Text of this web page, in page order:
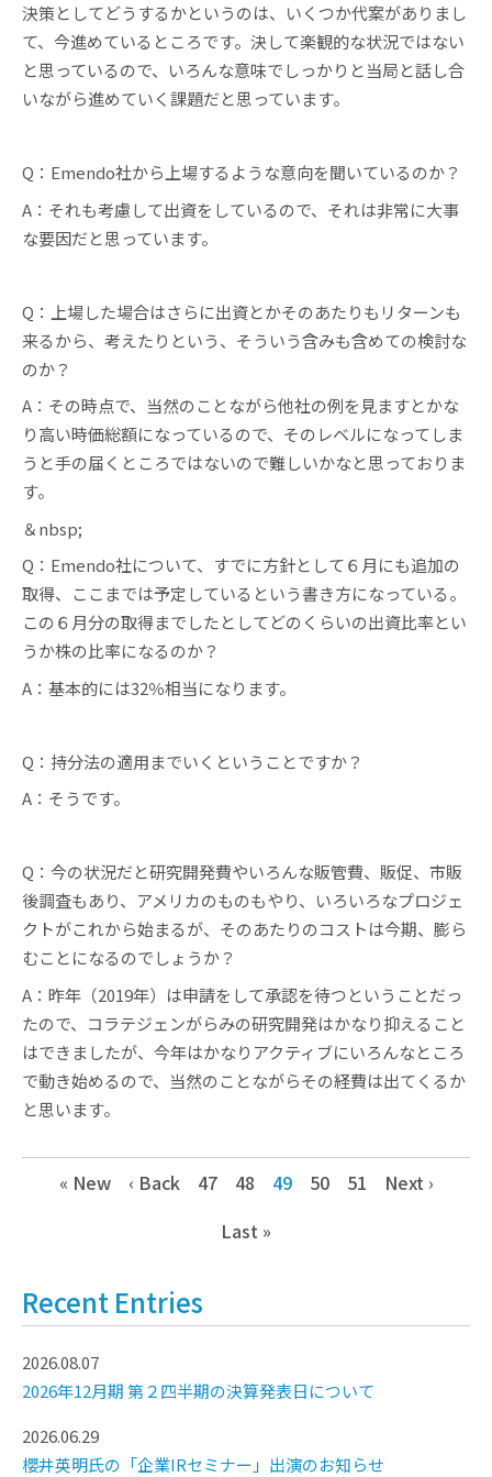
決策としてどうするかというのは、いくつか代案がありまし
て、今進めているところです。決して楽観的な状況ではない
と思っているので、いろんな意味でしっかりと当局と話し合
いながら進めていく課題だと思っています。
Q：Emendo社から上場するような意向を聞いているのか？
A：それも考慮して出資をしているので、それは非常に大事
な要因だと思っています。
Q：上場した場合はさらに出資とかそのあたりもリターンも
来るから、考えたりという、そういう含みも含めての検討な
のか？
A：その時点で、当然のことながら他社の例を見ますとかな
り高い時価総額になっているので、そのレベルになってしま
うと手の届くところではないので難しいかなと思っておりま
す。
＆nbsp;
Q：Emendo社について、すでに方針として６月にも追加の
取得、ここまでは予定しているという書き方になっている。
この６月分の取得までしたとしてどのくらいの出資比率とい
うか株の比率になるのか？
A：基本的には32％相当になります。
Q：持分法の適用までいくということですか？
A：そうです。
Q：今の状況だと研究開発費やいろんな販管費、販促、市販
後調査もあり、アメリカのものもやり、いろいろなプロジェ
クトがこれから始まるが、そのあたりのコストは今期、膨ら
むことになるのでしょうか？
A：昨年（2019年）は申請をして承認を待つということだっ
たので、コラテジェンがらみの研究開発はかなり抑えること
はできましたが、今年はかなりアクティブにいろんなところ
で動き始めるので、当然のことながらその経費は出てくるか
と思います。
« New ‹ Back 47 48 49 50 51
Next ›
Last »
Recent Entries
2026.08.07
2026年12月期 第２四半期の決算発表日について
2026.06.29
櫻井英明氏の「企業IRセミナー」出演のお知らせ